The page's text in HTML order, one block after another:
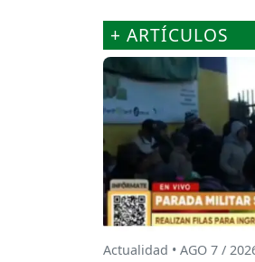
+ ARTÍCULOS
Actualidad • AGO 7 /